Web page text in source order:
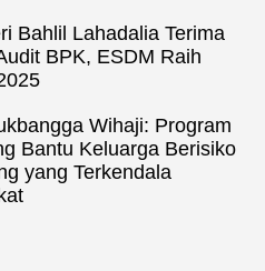
Bahlil Lahadalia Terima
BPK, ESDM Raih
Wihaji: Program
Bantu Keluarga Berisiko
yang Terkendala